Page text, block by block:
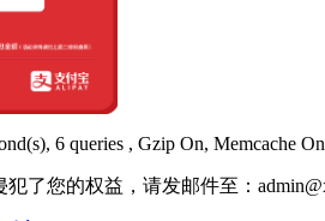
6 queries , Gzip On, Memcache
了您的权益，请发邮件至：